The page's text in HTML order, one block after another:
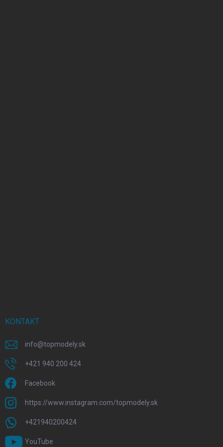
KONTAKT
info@topmodely.sk
+421 940 200 424
Facebook
https://www.instagram.com/topmodely.sk
+421940200424
YouTube